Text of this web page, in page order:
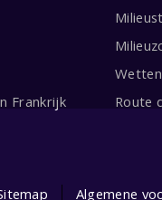
Frankrijk
Route
Algemene